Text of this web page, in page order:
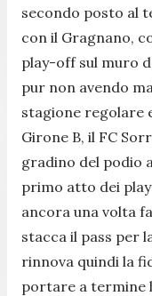
secondo posto al
con il Gragnano,
play-off sul muro
pur non avendo
stagione regolare
Girone B, il FC
gradino del podio
primo atto dei
ancora una volta
stacca il pass per
rinnova quindi la
portare a termine